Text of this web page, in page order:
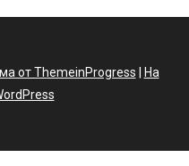
от ThemeinProgress
На